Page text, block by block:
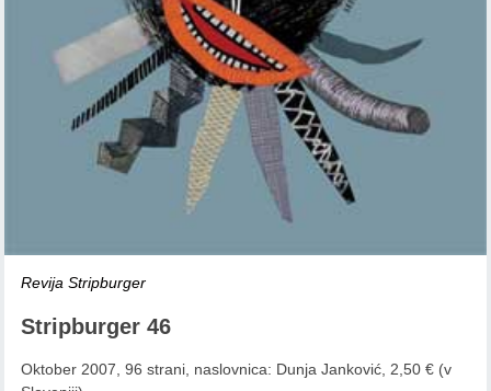
Revija Stripburger
Stripburger 46
Oktober 2007, 96 strani, naslovnica: Dunja Janković, 2,50 € (v